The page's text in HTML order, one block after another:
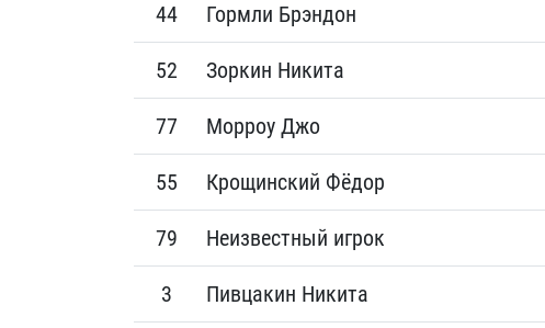
44 Гормли Брэндон
52 Зоркин Никита
77 Морроу Джо
55 Крощинский Фёдор
79 Неизвестный игрок
3 Пивцакин Никита